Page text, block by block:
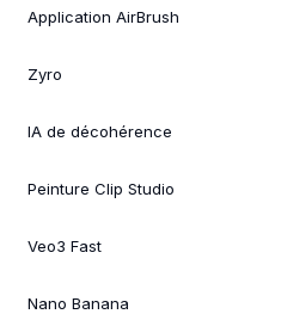
Application AirBrush
Zyro
IA de décohérence
Peinture Clip Studio
Veo3 Fast
Nano Banana